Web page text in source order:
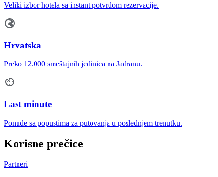
Veliki izbor hotela sa instant potvrdom rezervacije.
Hrvatska
Preko 12.000 smeštajnih jedinica na Jadranu.
Last minute
Ponude sa popustima za putovanja u poslednjem trenutku.
Korisne prečice
Partneri